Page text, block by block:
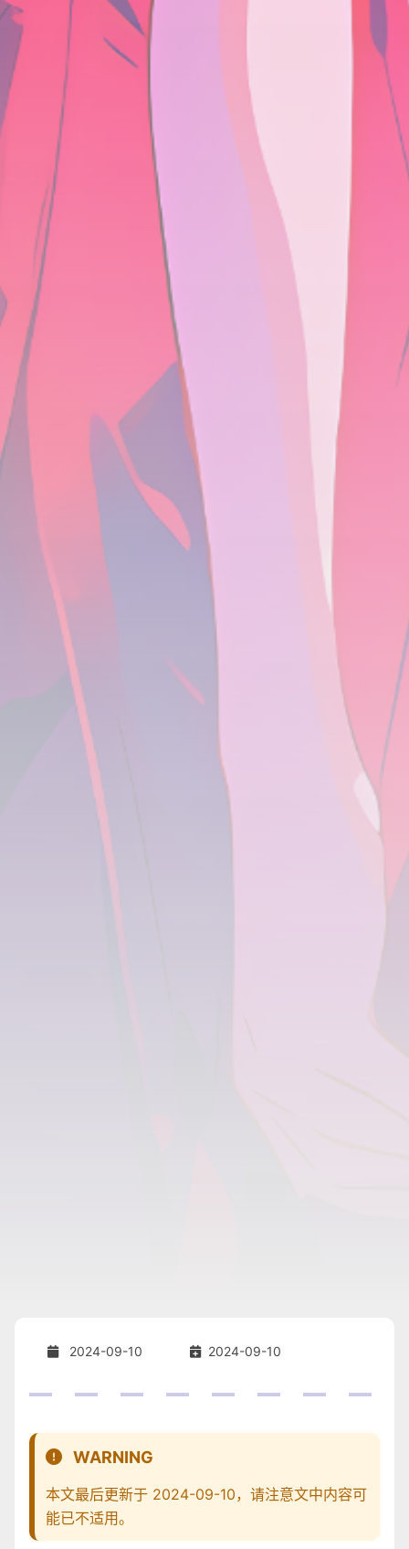
2024-09-10 2024-09-10
WARNING
本文最后更新于 2024-09-10，请注意文中内容可
能已不适用。